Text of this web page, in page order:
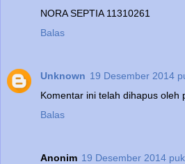
NORA SEPTIA 11310261
Balas
Unknown 19 Desember 2014
Komentar ini telah dihapus oleh
Balas
Anonim 19 Desember 2014